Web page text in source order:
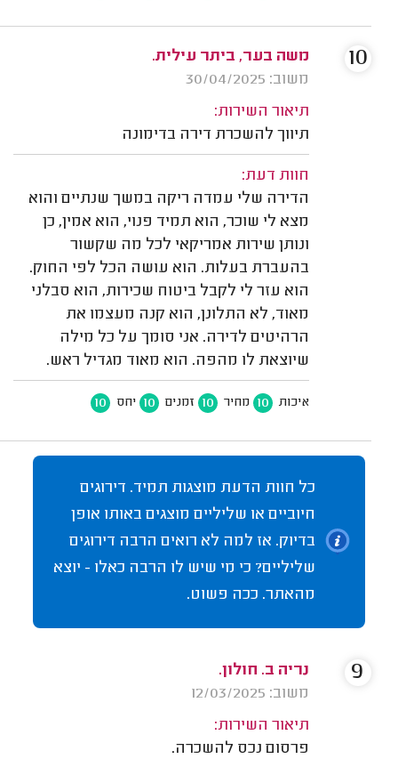
משה בער, ביתר עילית.
משוב: 30/04/2025
תיאור השירות:
תיווך להשכרת דירה בדימונה
חוות דעת:
הדירה שלי עמדה ריקה במשך שנתיים והוא
מצא לי שוכר, הוא תמיד פנוי, הוא אמין, כן
ונותן שירות אמריקאי לכל מה שקשור
בהעברת בעלות. הוא עושה הכל לפי החוק.
הוא עזר לי לקבל ביטוח שכירות, הוא סבלני
מאוד, לא התלונן, הוא קנה מעצמו את
הרהיטים לדירה. אני סומך על כל מילה
שיוצאת לו מהפה. הוא מאוד מגדיל ראש.
איכות 10 מחיר 10 זמנים 10 יחס 10
10
כל חוות הדעת מוצגות תמיד. דירוגים
חיוביים או שליליים מוצגים באותו אופן
בדיוק. אז למה לא רואים הרבה דירוגים
שליליים? כי מי שיש לו הרבה כאלו - יוצא
מהאתר. ככה פשוט.
נריה ב. חולון.
משוב: 12/03/2025
תיאור השירות:
פרסום נכס להשכרה.
9